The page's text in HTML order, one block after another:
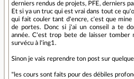
derniers rendus de projets, PFE, derniers
Et si ya un truc qui est vrai dans tout ce
qui fait couler tant d'encre, c'est que mine
de portes. Donc si j'ai un conseil a te
année. C'est trop bete de laisser tomber
survécu à l'ing1.
Sinon je vais reprendre ton post sur
"les cours sont faits pour des débiles